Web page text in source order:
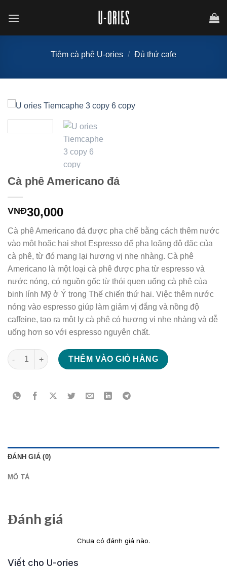
đến
Tiệm cà phê U-ories / Đủ thứ cafe
Cà phê Americano đá
VNĐ30,000
Cà phê Americano đá được pha chế bằng cách thêm nước
vào một hoặc hai shot Espresso để pha loãng độ đặc của
cà phê, từ đó mang lại hương vị nhẹ nhàng. Cà phê
Americano là một loại cà phê được pha từ espresso và
nước nóng, có nguồn gốc từ thói quen uống cà phê của
binh lính Mỹ ở Ý trong Thế chiến thứ hai. Việc thêm nước
nóng vào espresso giúp làm giảm vị đắng và nồng độ
caffeine, tạo ra một ly cà phê có hương vị nhẹ nhàng và dễ
uống hơn so với espresso nguyên chất.
Cà phê Americano đá số lượng
THÊM VÀO GIỎ HÀNG
ĐÁNH GIÁ (0)
MÔ TẢ
Đánh giá
Chưa có đánh giá nào.
Viết cho U-ories